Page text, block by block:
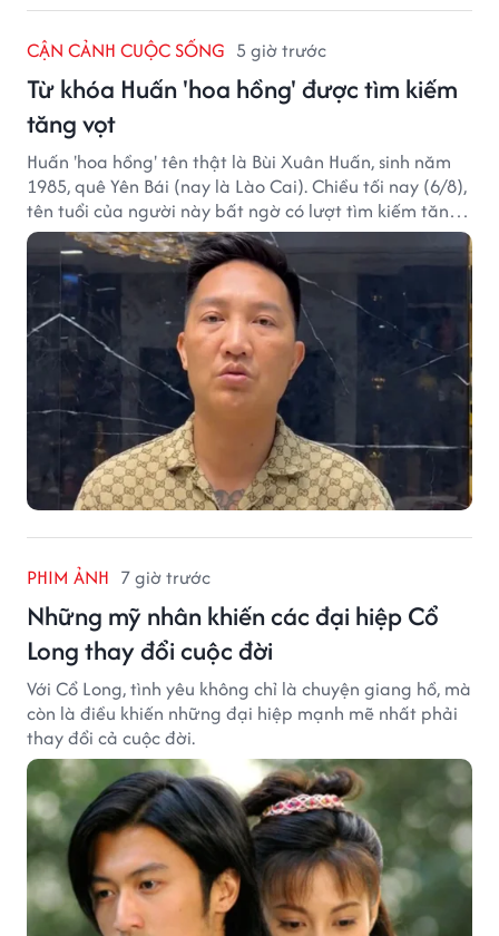
CẬN CẢNH CUỘC SỐNG 5 giờ trước
Từ khóa Huấn 'hoa hồng' được tìm kiếm
tăng vọt
Huấn 'hoa hồng' tên thật là Bùi Xuân Huấn, sinh năm
1985, quê Yên Bái (nay là Lào Cai). Chiều tối nay (6/8),
tên tuổi của người này bất ngờ có lượt tìm kiếm tăng
vọt.
PHIM ẢNH 7 giờ trước
Những mỹ nhân khiến các đại hiệp Cổ
Long thay đổi cuộc đời
Với Cổ Long, tình yêu không chỉ là chuyện giang hồ, mà
còn là điều khiến những đại hiệp mạnh mẽ nhất phải
thay đổi cả cuộc đời.